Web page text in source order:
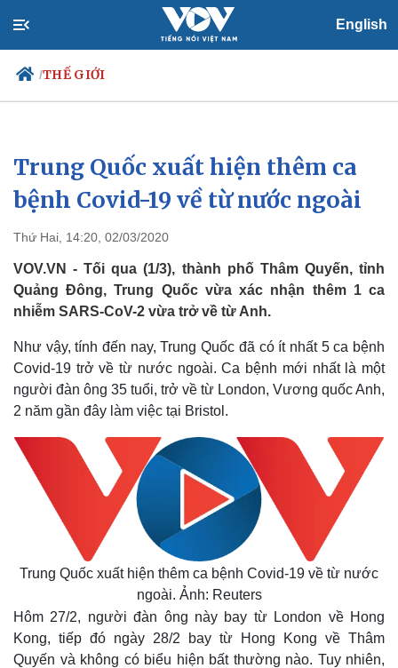
English
/THẾ GIỚI
Chính trị
Đảng
Tổ chức nhân sự
Nhận diện sự thật
Xã hội
Tin 24h
Dự báo thời tiết
Việc làm
Biển đảo
Trung Quốc xuất hiện thêm ca
bệnh Covid-19 về từ nước ngoài
Thứ Hai, 14:20, 02/03/2020
VOV.VN - Tối qua (1/3), thành phố Thâm Quyến, tỉnh
Quảng Đông, Trung Quốc vừa xác nhận thêm 1 ca
nhiễm SARS-CoV-2 vừa trở về từ Anh.
Như vậy, tính đến nay, Trung Quốc đã có ít nhất 5 ca bệnh
Covid-19 trở về từ nước ngoài. Ca bệnh mới nhất là một
người đàn ông 35 tuổi, trở về từ London, Vương quốc Anh,
2 năm gần đây làm việc tại Bristol.
Trung Quốc xuất hiện thêm ca bệnh Covid-19 về từ nước
ngoài. Ảnh: Reuters
Hôm 27/2, người đàn ông này bay từ London về Hong
Kong, tiếp đó ngày 28/2 bay từ Hong Kong về Thâm
Quyến và không có biểu hiện bất thường nào. Tuy nhiên,